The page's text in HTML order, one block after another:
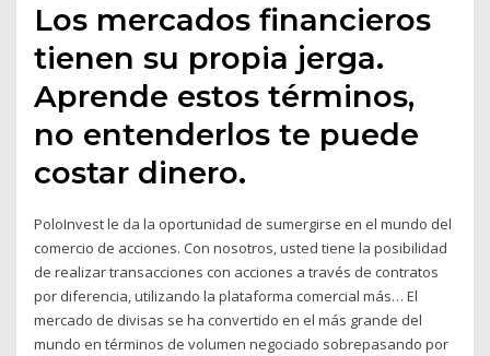
Los mercados financieros
tienen su propia jerga.
Aprende estos términos,
no entenderlos te puede
costar dinero.
PoloInvest le da la oportunidad de sumergirse en el mundo del
comercio de acciones. Con nosotros, usted tiene la posibilidad
de realizar transacciones con acciones a través de contratos
por diferencia, utilizando la plataforma comercial más… El
mercado de divisas se ha convertido en el más grande del
mundo en términos de volumen negociado sobrepasando por